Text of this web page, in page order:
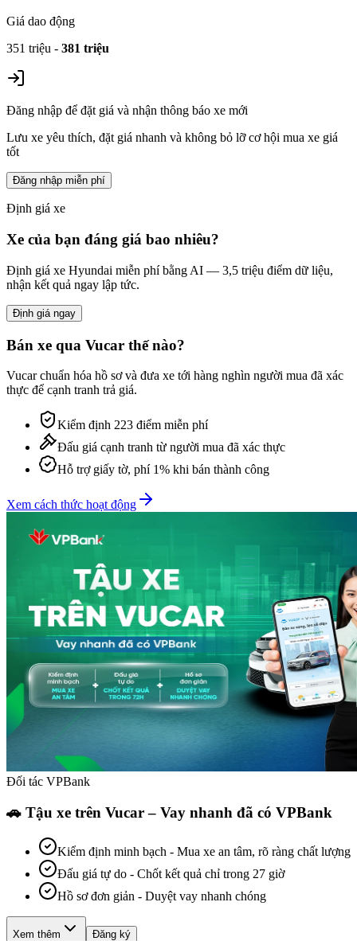
Giá dao động
351 triệu - 381 triệu
Đăng nhập để đặt giá và nhận thông báo xe mới
Lưu xe yêu thích, đặt giá nhanh và không bỏ lỡ cơ hội mua xe giá
tốt
Đăng nhập miễn phí
Định giá xe
Xe của bạn đáng giá bao nhiêu?
Định giá xe Hyundai miễn phí bằng AI — 3,5 triệu điểm dữ liệu,
nhận kết quả ngay lập tức.
Định giá ngay
Bán xe qua Vucar thế nào?
Vucar chuẩn hóa hồ sơ và đưa xe tới hàng nghìn người mua đã xác
thực để cạnh tranh trả giá.
Kiểm định 223 điểm miễn phí
Đấu giá cạnh tranh từ người mua đã xác thực
Hỗ trợ giấy tờ, phí 1% khi bán thành công
Xem cách thức hoạt động
Đối tác VPBank
🚗 Tậu xe trên Vucar – Vay nhanh đã có VPBank
Kiểm định minh bạch - Mua xe an tâm, rõ ràng chất lượng
Đấu giá tự do - Chốt kết quả chỉ trong 27 giờ
Hồ sơ đơn giản - Duyệt vay nhanh chóng
Xem thêm Đăng ký